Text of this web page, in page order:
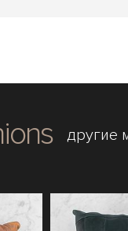
другие